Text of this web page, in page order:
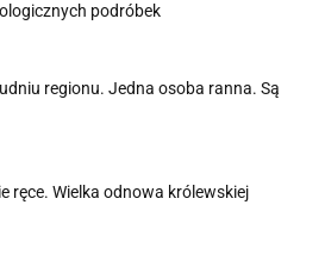
podróbek
regionu. Jedna osoba ranna. Są
ręce. Wielka odnowa królewskiej